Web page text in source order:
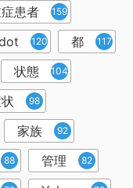
患者 159
120 都 117
状態 104
98
家族 92
88 管理 82